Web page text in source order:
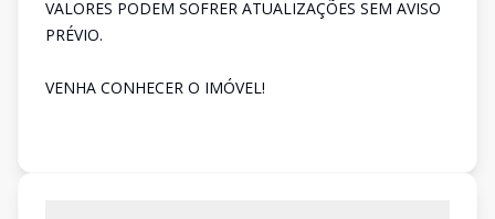
VALORES PODEM SOFRER ATUALIZAÇÕES SEM AVISO
PRÉVIO.
VENHA CONHECER O IMÓVEL!